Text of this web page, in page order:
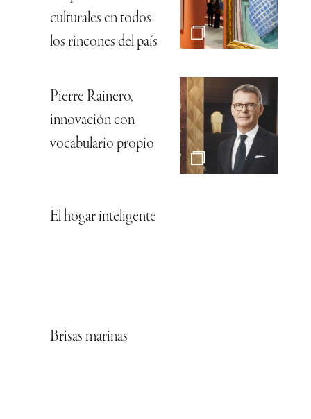
culturales en todos
los rincones del país
Pierre Rainero,
innovación con
vocabulario propio
El hogar inteligente
Brisas marinas